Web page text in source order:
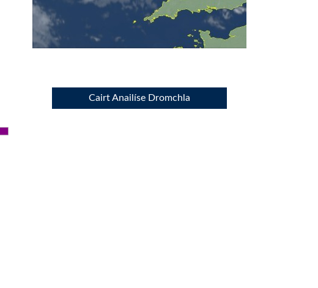
Cairt Anailíse Dromchla